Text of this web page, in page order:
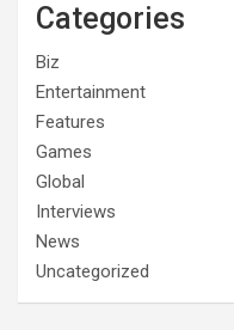
Categories
Biz
Entertainment
Features
Games
Global
Interviews
News
Uncategorized